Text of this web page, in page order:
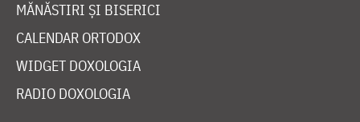
MĂNĂSTIRI ȘI BISERICI
CALENDAR ORTODOX
WIDGET DOXOLOGIA
RADIO DOXOLOGIA